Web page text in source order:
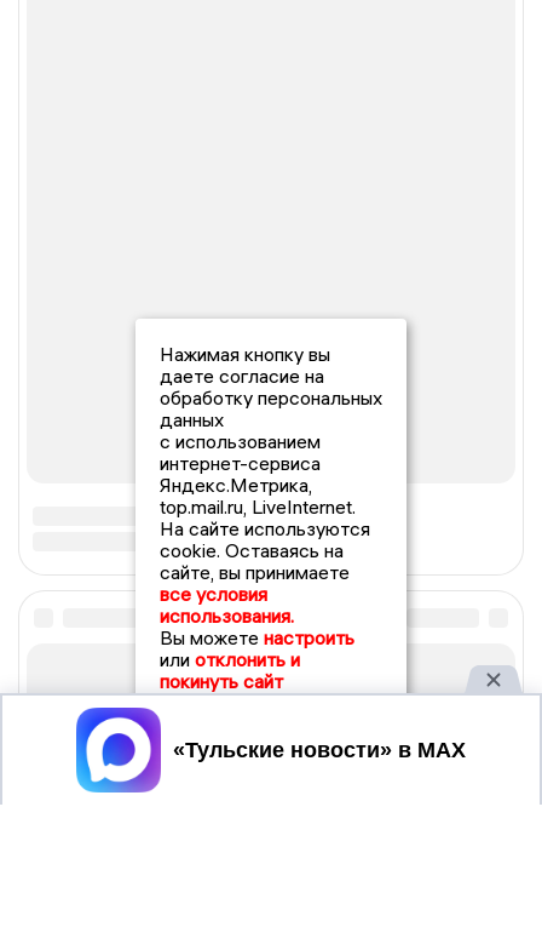
Нажимая кнопку вы
даете согласие на
обработку персональных
данных
с использованием
интернет-сервиса
Яндекс.Метрика,
top.mail.ru, LiveInternet.
На сайте используются
cookie. Оставаясь на
сайте, вы принимаете
все условия
использования.
Вы можете настроить
или отклонить и
покинуть сайт
Принять